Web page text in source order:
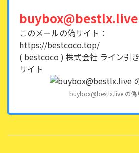
buybox@bestlx.live
このメールの偽サイト：
https://bestcoco.top/
( bestcoco ) 株式会社 ライン引
サイト
buybox@bestlx.live の偽